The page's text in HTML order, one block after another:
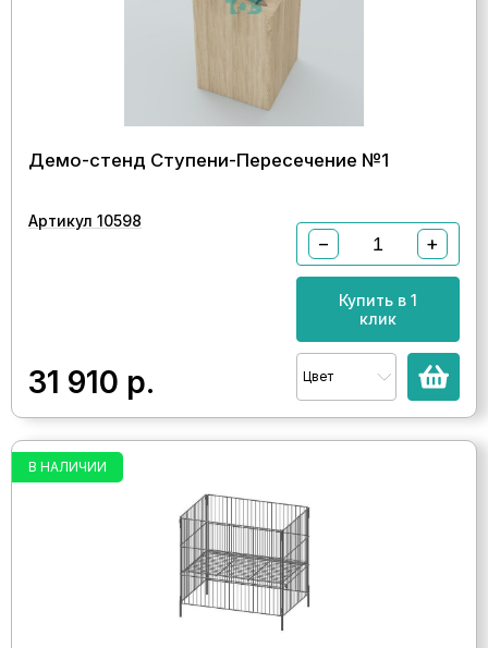
Демо-стенд Ступени-Пересечение №1
Артикул 10598
31 910 р.
− +
Купить в 1
клик
Цвет
В НАЛИЧИИ